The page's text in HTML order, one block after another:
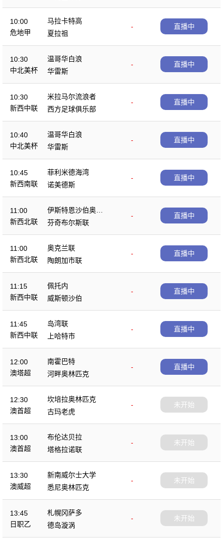
10:00
危地甲
马拉卡特高
-
夏拉祖
直播中
10:30
中北美杯
温哥华白浪
-
华雷斯
直播中
10:30
新西中联
米拉马尔流浪者
-
西方足球俱乐部
直播中
10:40
中北美杯
温哥华白浪
-
华雷斯
直播中
10:45
新西南联
菲利米德海湾
-
诺美德斯
直播中
11:00
新西北联
伊斯特恩沙伯奥克
兰
-
芬奇布尔斯联
直播中
11:00
新西北联
奥克兰联
-
陶朗加市联
直播中
11:15
新西中联
佩托内
-
威斯顿沙伯
直播中
11:45
新西中联
岛湾联
-
上哈特市
直播中
12:00
澳塔超
南霍巴特
-
河畔奥林匹克
直播中
12:30
澳首超
坎培拉奥林匹克
-
古玛老虎
未开始
13:00
澳首超
布伦达贝拉
-
塔格拉诺联
未开始
13:30
澳威超
新南威尔士大学
-
悉尼奥林匹克
未开始
13:45
日职乙
札幌冈萨多
-
德岛漩涡
未开始